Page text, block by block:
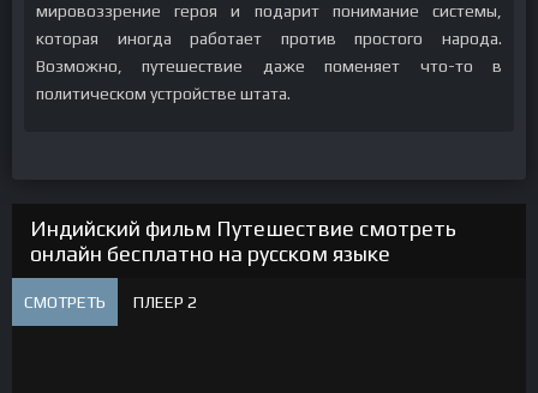
мировоззрение героя и подарит понимание системы,
которая иногда работает против простого народа.
Возможно, путешествие даже поменяет что-то в
политическом устройстве штата.
Индийский фильм Путешествие смотреть
онлайн бесплатно на русском языке
СМОТРЕТЬ ПЛЕЕР 2